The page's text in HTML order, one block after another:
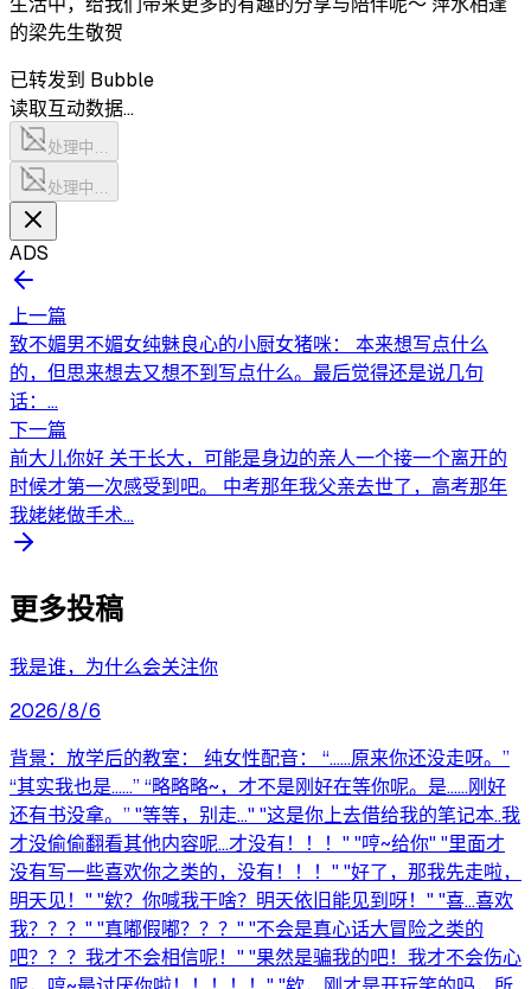
的梁先生敬贺
已转发到 Bubble
读取互动数据…
处理中…
处理中…
ADS
上一篇
致不媚男不媚女纯魅良心的小厨女猪咪： 本来想写点什么
的，但思来想去又想不到写点什么。最后觉得还是说几句
话：...
下一篇
前大儿你好 关于长大，可能是身边的亲人一个接一个离开的
时候才第一次感受到吧。 中考那年我父亲去世了，高考那年
我姥姥做手术...
更多投稿
我是谁，为什么会关注你
2026/8/6
背景：放学后的教室： 纯女性配音： “……原来你还没走呀。”
“其实我也是……” “略略略~，才不是刚好在等你呢。是……刚好
还有书没拿。” "等等，别走..." "这是你上去借给我的笔记本..我
才没偷偷翻看其他内容呢...才没有！！！" "哼~给你" "里面才
没有写一些喜欢你之类的，没有！！！" "好了，那我先走啦，
明天见！" "欸？你喊我干啥？明天依旧能见到呀！" "喜...喜欢
我？？？" "真嘟假嘟？？？" "不会是真心话大冒险之类的
吧？？？我才不会相信呢！" "果然是骗我的吧！我才不会伤心